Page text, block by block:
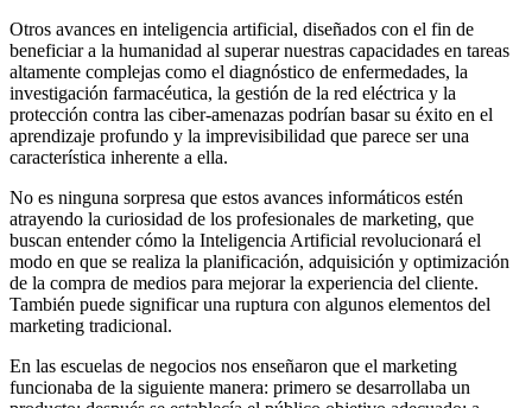
Otros avances en inteligencia artificial, diseñados con el fin de
beneficiar a la humanidad al superar nuestras capacidades en tareas
altamente complejas como el diagnóstico de enfermedades, la
investigación farmacéutica, la gestión de la red eléctrica y la
protección contra las ciber-amenazas podrían basar su éxito en el
aprendizaje profundo y la imprevisibilidad que parece ser una
característica inherente a ella.
No es ninguna sorpresa que estos avances informáticos estén
atrayendo la curiosidad de los profesionales de marketing, que
buscan entender cómo la Inteligencia Artificial revolucionará el
modo en que se realiza la planificación, adquisición y optimización
de la compra de medios para mejorar la experiencia del cliente.
También puede significar una ruptura con algunos elementos del
marketing tradicional.
En las escuelas de negocios nos enseñaron que el marketing
funcionaba de la siguiente manera: primero se desarrollaba un